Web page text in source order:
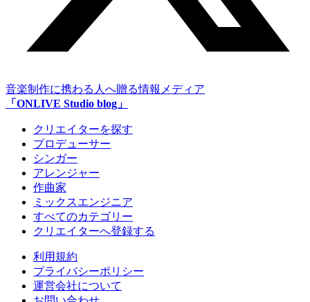
音楽制作に携わる人へ贈る情報メディア
「ONLIVE Studio blog」
クリエイターを探す
プロデューサー
シンガー
アレンジャー
作曲家
ミックスエンジニア
すべてのカテゴリー
クリエイターへ登録する
利用規約
プライバシーポリシー
運営会社について